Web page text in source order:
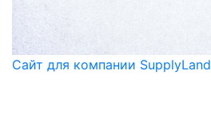
Сайт для компании SupplyLand